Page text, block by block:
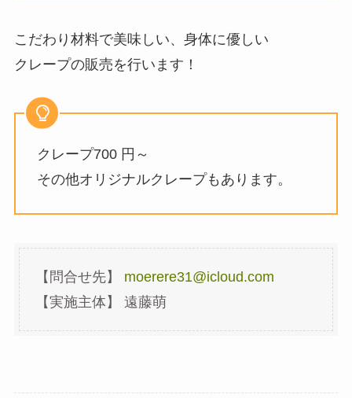
こだわり材料で美味しい、身体に優しい
クレープの販売を行います！
クレープ700 円～
その他オリジナルクレープもあります。
【問合せ先】 moerere31@icloud.com
【実施主体】 遠藤萌